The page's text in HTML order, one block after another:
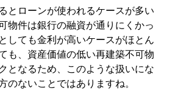
とローンが使われるケースが多い
物件は銀行の融資が通りにくかっ
しても金利が高いケースがほとん
も、資産価値の低い再建築不可物
となるため、このような扱いにな
のないことではありますね。